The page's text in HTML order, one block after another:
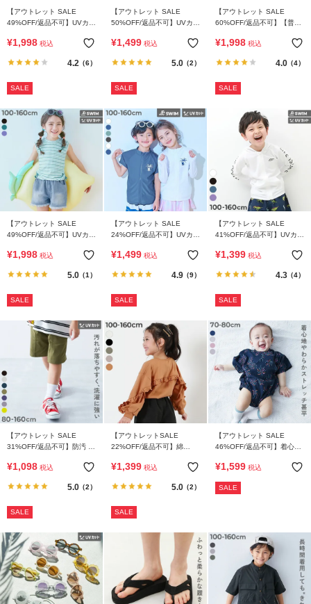
【アウトレット SALE
49%OFF/返品不可】UVカッ
ト水着 3Pセット
¥1,998 税込
4.2 （6）
SALE
【アウトレット SALE
50%OFF/返品不可】UVカッ
ームフリル セパレート水着
¥1,499 税込
5.0（2）
SALE
【アウトレット SALE
60%OFF/返品不可】【普段
セパレート ワンピース浴衣
¥1,998 税込
4.0（4）
SALE
【アウトレット SALE
49%OFF/返品不可】UVカッ
ーT&デニムパンツ水着 3P
¥1,998 税込
5.0（1）
SALE
【アウトレット SALE
24%OFF/返品不可】UVカッ
プラッシュガード
¥1,499 税込
4.9（9）
SALE
【アウトレット SALE
41%OFF/返品不可】UVカッ
ッシュガード
¥1,399 税込
4.3（4）
SALE
【アウトレット SALE
31%OFF/返品不可】防汚 ハ
¥1,098 税込
5.0（2）
SALE
【アウトレットSALE
22%OFF/返品不可】綿
シャツ
¥1,399 税込
5.0（2）
SALE
【アウトレット SALE
46%OFF/返品不可】着心地
パース
¥1,599 税込
SALE